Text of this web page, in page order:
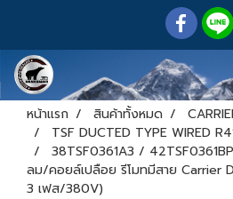
หน้าแรก สินค้าทั้งหมด
TSF DUCTED TYPE WIRED
38TSF0361A3 /
ลม/คอยล์เปลือย รีโมทมีสาย Carrier
3 เฟส/380V)